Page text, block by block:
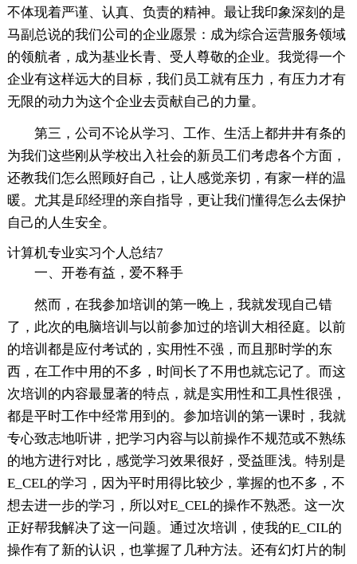
不体现着严谨、认真、负责的精神。最让我印象深刻的是
马副总说的我们公司的企业愿景：成为综合运营服务领域
的领航者，成为基业长青、受人尊敬的企业。我觉得一个
企业有这样远大的目标，我们员工就有压力，有压力才有
无限的动力为这个企业去贡献自己的力量。
第三，公司不论从学习、工作、生活上都井井有条的
为我们这些刚从学校出入社会的新员工们考虑各个方面，
还教我们怎么照顾好自己，让人感觉亲切，有家一样的温
暖。尤其是邱经理的亲自指导，更让我们懂得怎么去保护
自己的人生安全。
计算机专业实习个人总结7
一、开卷有益，爱不释手
然而，在我参加培训的第一晚上，我就发现自己错
了，此次的电脑培训与以前参加过的培训大相径庭。以前
的培训都是应付考试的，实用性不强，而且那时学的东
西，在工作中用的不多，时间长了不用也就忘记了。而这
次培训的内容最显著的特点，就是实用性和工具性很强，
都是平时工作中经常用到的。参加培训的第一课时，我就
专心致志地听讲，把学习内容与以前操作不规范或不熟练
的地方进行对比，感觉学习效果很好，受益匪浅。特别是
E_CEL的学习，因为平时用得比较少，掌握的也不多，不
想去进一步的学习，所以对E_CEL的操作不熟悉。这一次
正好帮我解决了这一问题。通过次培训，使我的E_CIL的
操作有了新的认识，也掌握了几种方法。还有幻灯片的制